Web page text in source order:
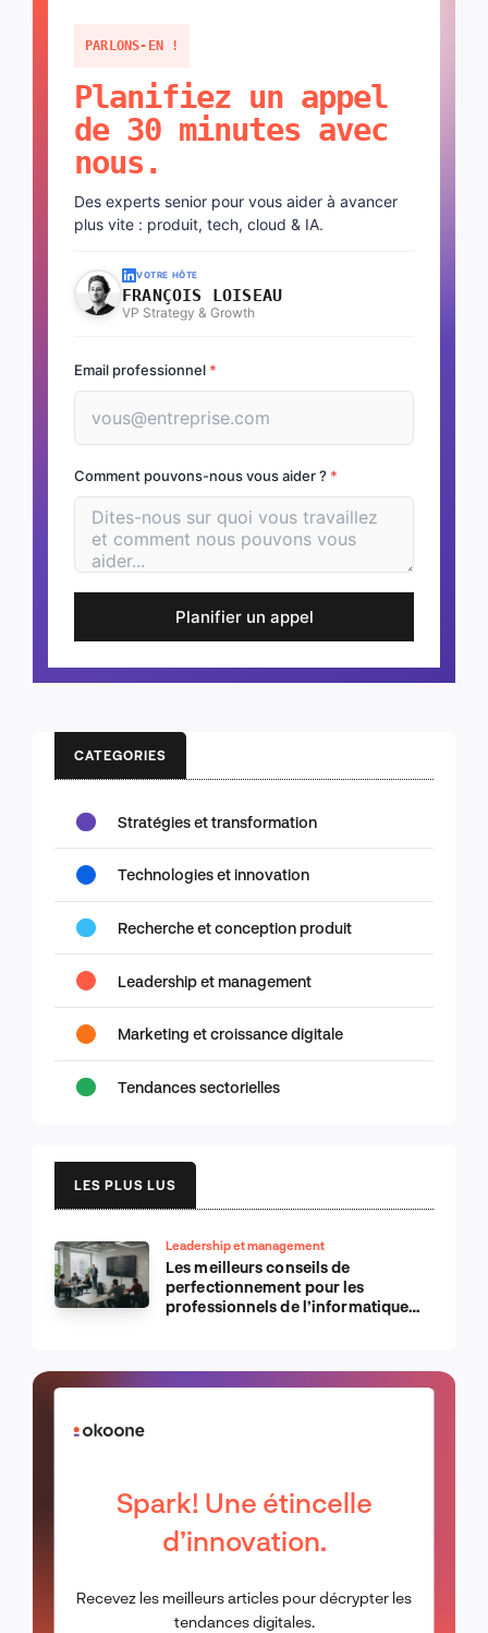
PARLONS-EN !
Planifiez un appel
de 30 minutes avec
nous.
Des experts senior pour vous aider à avancer
plus vite : produit, tech, cloud & IA.
VOTRE HÔTE
FRANÇOIS LOISEAU
VP Strategy & Growth
Email professionnel *
Comment pouvons-nous vous aider ? *
Planifier un appel
CATEGORIES
Stratégies et transformation
Technologies et innovation
Recherche et conception produit
Leadership et management
Marketing et croissance digitale
Tendances sectorielles
LES PLUS LUS
Leadership et management
Les meilleurs conseils de
perfectionnement pour les
professionnels de l’informatique
Spark! Une étincelle
d’innovation.
Recevez les meilleurs articles pour décrypter les
tendances digitales.